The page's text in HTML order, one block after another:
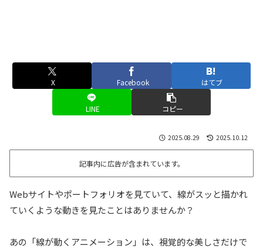
X Facebook はてブ
LINE コピー
2025.08.29 2025.10.12
記事内に広告が含まれています。
Webサイトやポートフォリオを見ていて、線がスッと描かれ
ていくような動きを見たことはありませんか？
あの「線が動くアニメーション」は、視覚的な美しさだけで